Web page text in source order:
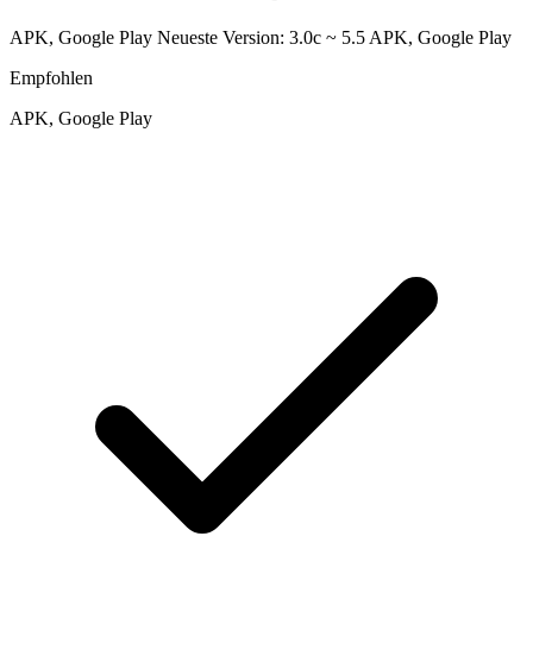
APK, Google Play Neueste Version: 3.0c ~ 5.5 APK, Google Play
Empfohlen
APK, Google Play